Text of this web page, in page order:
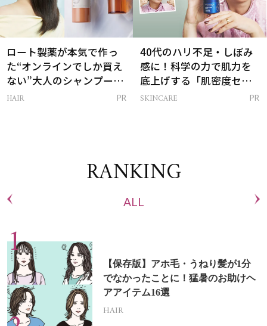
ロート製薬が本気で作っ
た“オンラインでしか買え
ない”大人のシャンプー＆
トリートメントって？
HAIR PR
40代のハリ不足・しぼみ
感に！科学の力で肌力を
底上げする「肌密度セラ
ム」
SKINCARE PR
RANKING
ALL
【保存版】アホ毛・うねり髪が1分
でなかったことに！猛暑のお助けヘ
アアイテム16選
HAIR